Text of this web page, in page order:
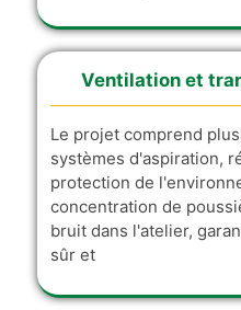
Ventilation et
Le projet comprend
systèmes d'aspiration,
protection de
concentration de
bruit dans l'atelier,
sûr et